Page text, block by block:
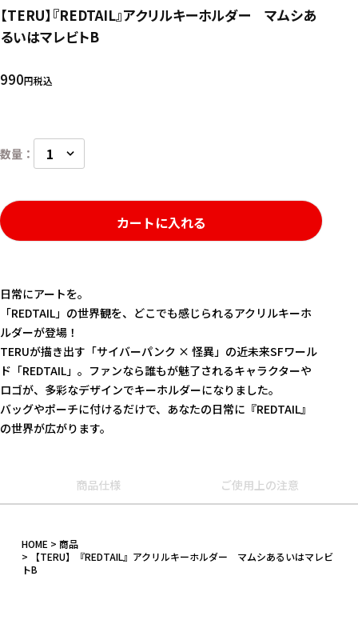
【TERU】『REDTAIL』アクリルキーホルダー マムシあ
るいはマレビトB
990 税込
カートに入れる
日常にアートを――。
「REDTAIL」の世界観を、どこでも感じられるアクリルキーホ
ルダーが登場！
TERUが描き出す「サイバーパンク × 怪異」の近未来SFワール
ド「REDTAIL」。ファンなら誰もが魅了されるキャラクターや
ロゴが、多彩なデザインでキーホルダーになりました。
バッグやポーチに付けるだけで、あなたの日常に『REDTAIL』
の世界が広がります。
商品仕様 ご使用上の注意
HOME
商品
【TERU】『REDTAIL』アクリルキーホルダー マムシあるいはマレビ
トB
カテゴリ